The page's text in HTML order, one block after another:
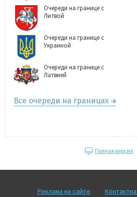
Очереди на границе с
Литвой
Очереди на границе с
Украиной
Очереди на границе с
Латвией
Все очереди на границах
Полная версия
Реклама на сайте